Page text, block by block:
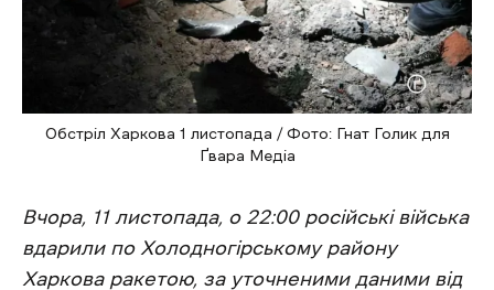
Обстріл Харкова 1 листопада / Фото: Гнат Голик для
Ґвара Медіа
Вчора, 11 листопада, о 22:00 російські війська
вдарили по Холодногірському району
Харкова ракетою, за уточненими даними від